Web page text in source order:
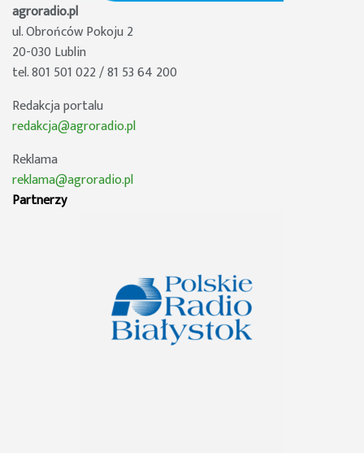
agroradio.pl
ul. Obrońców Pokoju 2
20-030 Lublin
tel. 801 501 022 / 81 53 64 200
Redakcja portalu
redakcja@agroradio.pl
Reklama
reklama@agroradio.pl
Partnerzy